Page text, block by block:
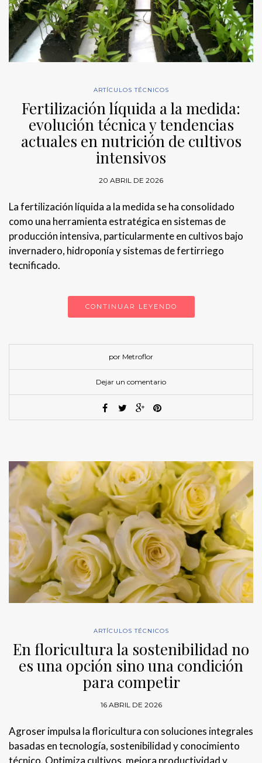
ARTÍCULOS TÉCNICOS
Fertilización líquida a la medida:
evolución técnica y tendencias
actuales en nutrición de cultivos
intensivos
20 ABRIL DE 2026
La fertilización líquida a la medida se ha consolidado
como una herramienta estratégica en sistemas de
producción intensiva, particularmente en cultivos bajo
invernadero, hidroponía y sistemas de fertirriego
tecnificado.
CONTINUAR LEYENDO
por Metroflor
Dejar un comentario
ARTÍCULOS TÉCNICOS
En floricultura la sostenibilidad no
es una opción sino una condición
para competir
16 ABRIL DE 2026
Agroser impulsa la floricultura con soluciones integrales
basadas en tecnología, sostenibilidad y conocimiento
técnico. Optimiza cultivos, mejora productividad y